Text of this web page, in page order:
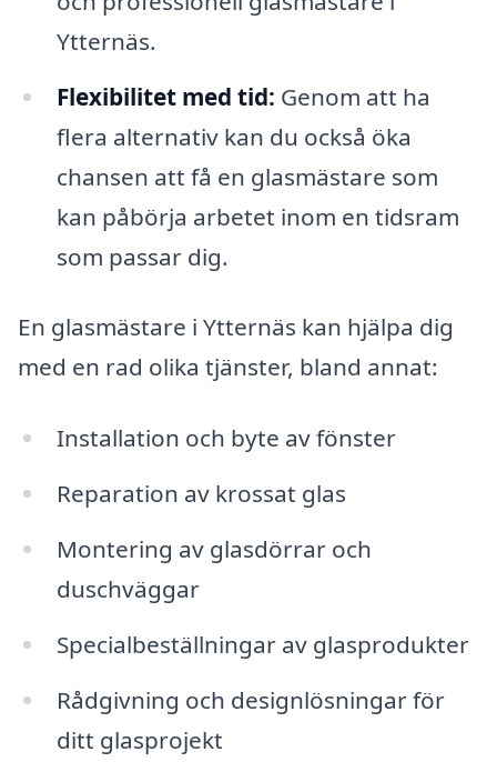
Ytternäs.
Flexibilitet med tid: Genom att ha
flera alternativ kan du också öka
chansen att få en glasmästare som
kan påbörja arbetet inom en tidsram
som passar dig.
En glasmästare i Ytternäs kan hjälpa dig
med en rad olika tjänster, bland annat:
Installation och byte av fönster
Reparation av krossat glas
Montering av glasdörrar och
duschväggar
Specialbeställningar av glasprodukter
Rådgivning och designlösningar för
ditt glasprojekt